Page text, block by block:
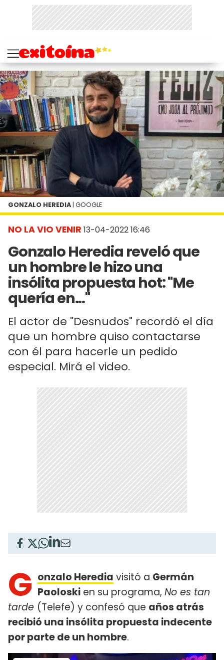
NO LA VIO VENIR 13-04-2022 16:46
Gonzalo Heredia reveló que
un hombre le hizo una
insólita propuesta hot: "Me
quería en..."
El actor de "Desnudos" recordó el día
que un hombre quiso contactarse
con él para hacerle un pedido
especial. Mirá el video.
GONZALO HEREDIA | GOOGLE
G onzalo Heredia visitó a Germán
Paoloski en su programa, No es tan
tarde (Telefe) y confesó que años atrás
recibió una insólita propuesta indecente
por parte de un hombre.